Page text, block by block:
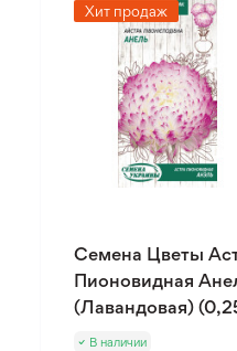
Хит продаж
Семена Цветы
Пионовидная
(Лавандовая)
В наличии